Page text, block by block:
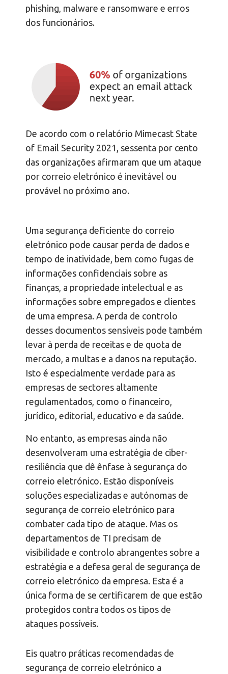
phishing, malware e ransomware e erros
dos funcionários.
De acordo com o relatório Mimecast State
of Email Security 2021, sessenta por cento
das organizações afirmaram que um ataque
por correio eletrónico é inevitável ou
provável no próximo ano.
Uma segurança deficiente do correio
eletrónico pode causar perda de dados e
tempo de inatividade, bem como fugas de
informações confidenciais sobre as
finanças, a propriedade intelectual e as
informações sobre empregados e clientes
de uma empresa. A perda de controlo
desses documentos sensíveis pode também
levar à perda de receitas e de quota de
mercado, a multas e a danos na reputação.
Isto é especialmente verdade para as
empresas de sectores altamente
regulamentados, como o financeiro,
jurídico, editorial, educativo e da saúde.
No entanto, as empresas ainda não
desenvolveram uma estratégia de ciber-
resiliência que dê ênfase à segurança do
correio eletrónico. Estão disponíveis
soluções especializadas e autónomas de
segurança de correio eletrónico para
combater cada tipo de ataque. Mas os
departamentos de TI precisam de
visibilidade e controlo abrangentes sobre a
estratégia e a defesa geral de segurança de
correio eletrónico da empresa. Esta é a
única forma de se certificarem de que estão
protegidos contra todos os tipos de
ataques possíveis.
Eis quatro práticas recomendadas de
segurança de correio eletrónico a